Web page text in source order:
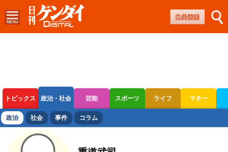
トピックス 政治・社会 芸能 スポーツ ライフ マネー
ボートレース 競輪 オートレース
政治 社会 事件 コラム